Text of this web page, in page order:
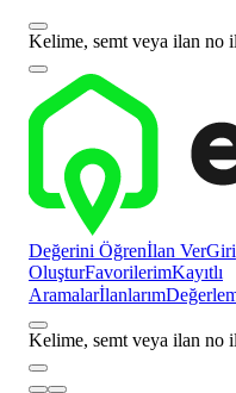
Kelime, semt veya ilan no
Değerini Öğrenİlan Ver
OluşturFavorilerimKayıtlı
Aramalarİlanlarım
Kelime, semt veya ilan no